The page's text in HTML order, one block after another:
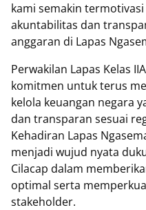
kami semakin
akuntabilitas dan
anggaran di Lapas
Perwakilan Lapas Kelas
komitmen untuk terus
kelola keuangan negara
dan transparan sesuai
Kehadiran Lapas
menjadi wujud nyata
Cilacap dalam
optimal serta
stakeholder.